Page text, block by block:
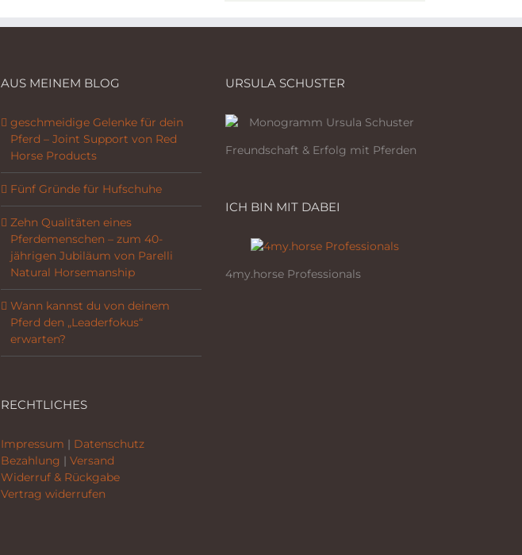
AUS MEINEM BLOG
geschmeidige Gelenke für dein
Pferd – Joint Support von Red
Horse Products
Fünf Gründe für Hufschuhe
Zehn Qualitäten eines
Pferdemenschen – zum 40-
jährigen Jubiläum von Parelli
Natural Horsemanship
Wann kannst du von deinem
Pferd den „Leaderfokus“
erwarten?
RECHTLICHES
Impressum | Datenschutz
Bezahlung | Versand
Widerruf & Rückgabe
Vertrag widerrufen
URSULA SCHUSTER
Freundschaft & Erfolg mit Pferden
ICH BIN MIT DABEI
4my.horse Professionals